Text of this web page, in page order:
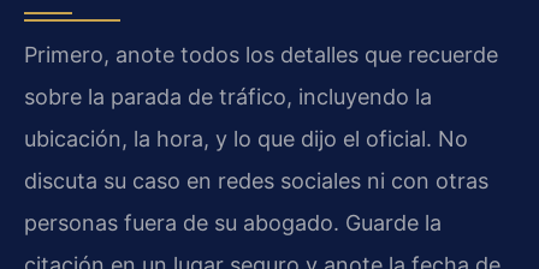
Primero, anote todos los detalles que recuerde
sobre la parada de tráfico, incluyendo la
ubicación, la hora, y lo que dijo el oficial. No
discuta su caso en redes sociales ni con otras
personas fuera de su abogado. Guarde la